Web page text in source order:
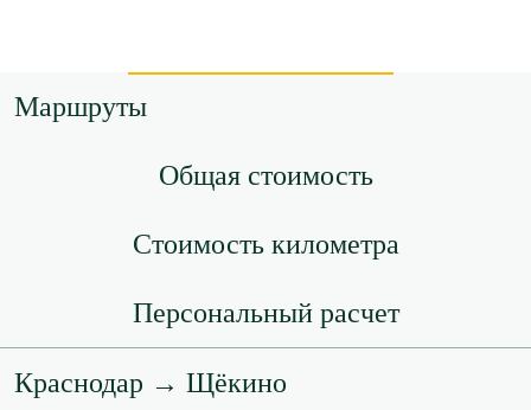
Маршруты
Общая стоимость
Стоимость километра
Персональный расчет
Краснодар → Щёкино